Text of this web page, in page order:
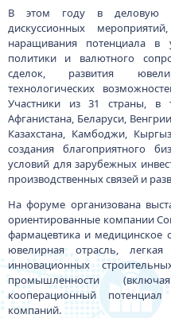
В этом году в деловую
дискуссионных
наращивания потенциала в
политики и валютного
сделок, развития
технологических
Участники из 31 страны, в
Афганистана, Беларуси,
Казахстана, Камбоджи,
создания благоприятного
условий для зарубежных
производственных связей и
На форуме организована
ориентированные компании
фармацевтика и медицинское
ювелирная отрасль,
инновационных
промышленности
кооперационный
компаний.